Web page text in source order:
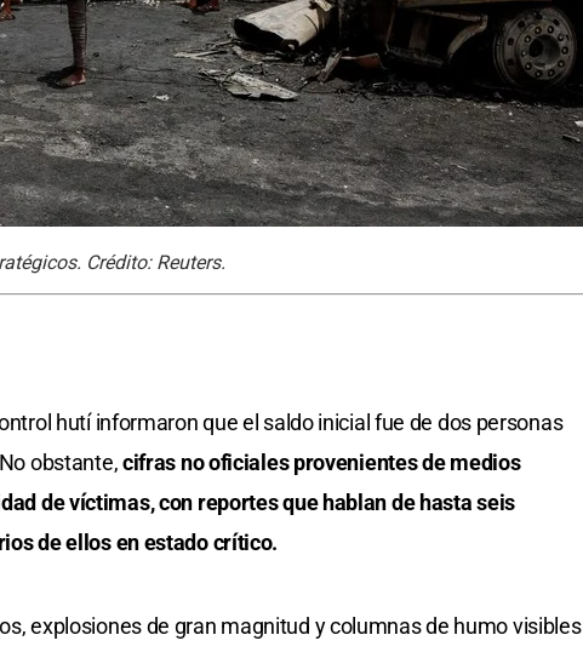
Crédito: Reuters.
hutí informaron que el saldo inicial fue de dos personas
obstante,cifras no oficiales provenientes de medios
de víctimas, con reportes que hablan de hasta seis
de ellos en estado crítico.
explosiones de gran magnitud y columnas de humo visibles